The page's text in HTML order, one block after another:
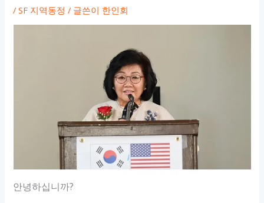
/SF 지역동정 / 글쓴이 한인회
안녕하십니까?